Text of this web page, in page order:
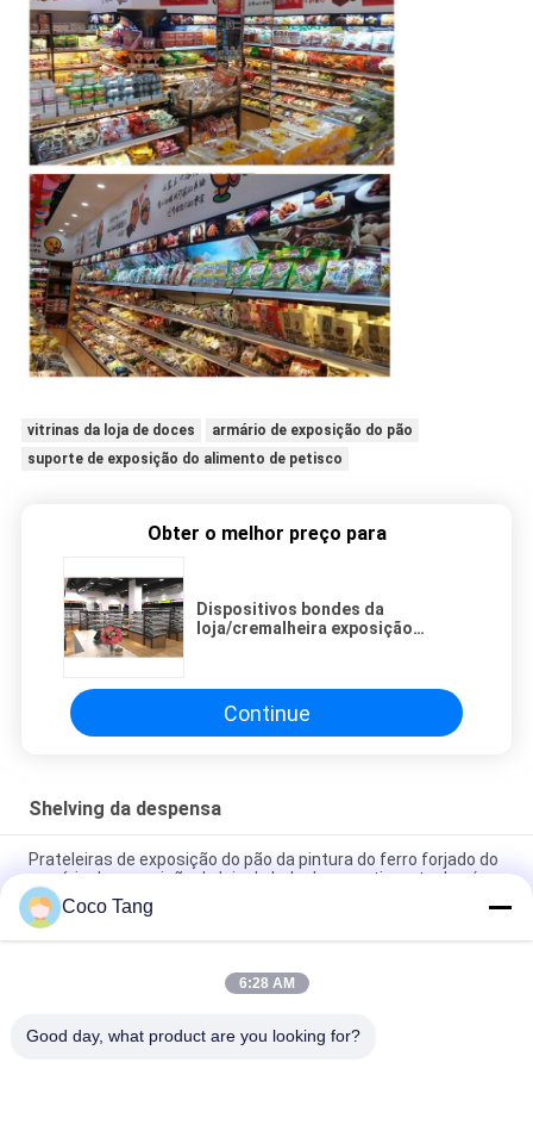
vitrinas da loja de doces
armário de exposição do pão
suporte de exposição do alimento de petisco
Obter o melhor preço para
Dispositivos bondes da
loja/cremalheira exposição
Continue
Shelving da despensa
Prateleiras de exposição do pão da pintura do ferro forjado do
armário de exposição da loja do bolo do revestimento do pó
A padaria arquivando chapeada titânio do pão da despensa
arquiva a exposição do pão
Suporte de exposição personalizado do alimento de petisco
Coco Tang
6:28 AM
Good day, what product are you looking for?